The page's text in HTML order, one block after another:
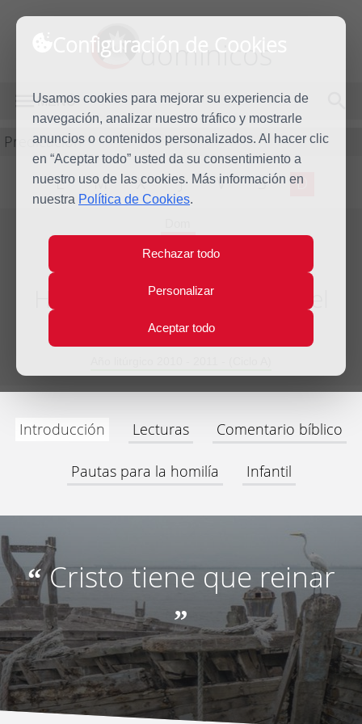
Configuración de Cookies
Usamos cookies para mejorar su experiencia de
navegación, analizar nuestro tráfico y mostrarle
anuncios o contenidos personalizados. Al hacer clic
en “Aceptar todo” usted da su consentimiento a
nuestro uso de las cookies. Más información en
nuestra Política de Cookies.
Rechazar todo
Personalizar
Aceptar todo
dominicos
MENÚ
Predicación
L M X J V S D
20
Nov
Homilía XXXIV Domingo del
tiempo ordinario
Introducción Lecturas Comentario bíblico
Pautas para la homilía Infantil
“Cristo tiene que reinar
”